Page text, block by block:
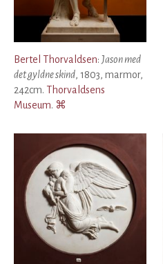
Bertel Thorvaldsen: Jason med
det gyldne skind, 1803, marmor,
242cm. Thorvaldsens
Museum. ⌘